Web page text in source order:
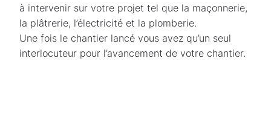
à intervenir sur votre projet tel que la maçonnerie,
la plâtrerie, l’électricité et la plomberie.
Une fois le chantier lancé vous avez qu’un seul
interlocuteur pour l’avancement de votre chantier.